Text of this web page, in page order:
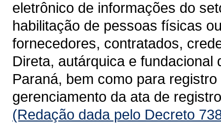
eletrônico de informações do
habilitação de pessoas físicas
fornecedores, contratados,
Direta, autárquica e
Paraná, bem como para
gerenciamento da ata de
(Redação dada pelo Decreto